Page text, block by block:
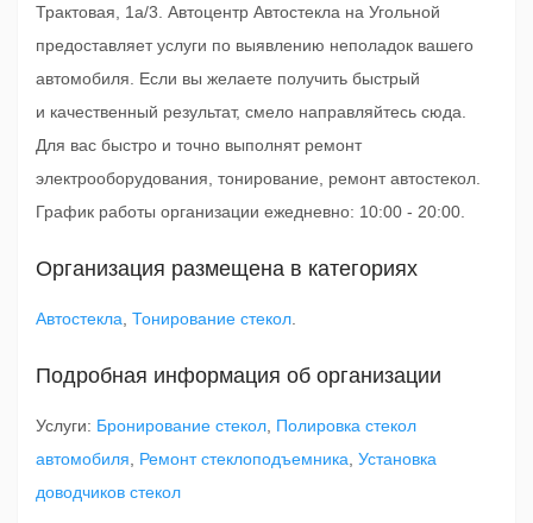
Трактовая, 1а/3. Автоцентр Автостекла на Угольной
предоставляет услуги по выявлению неполадок вашего
автомобиля. Если вы желаете получить быстрый
и качественный результат, смело направляйтесь сюда.
Для вас быстро и точно выполнят ремонт
электрооборудования, тонирование, ремонт автостекол.
График работы организации ежедневно: 10:00 - 20:00.
Организация размещена в категориях
Автостекла Тонирование стекол
Подробная информация об организации
Услуги: Бронирование стекол Полировка стекол
автомобиля
Ремонт стеклоподъемника Установка
доводчиков стекол